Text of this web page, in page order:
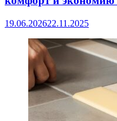
19.06.202622.11.2025